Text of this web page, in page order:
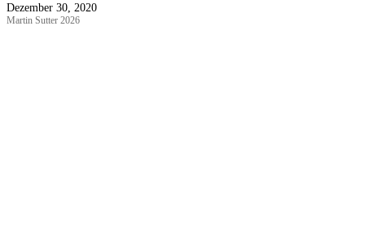
Dezember 30, 2020
Martin Sutter 2026